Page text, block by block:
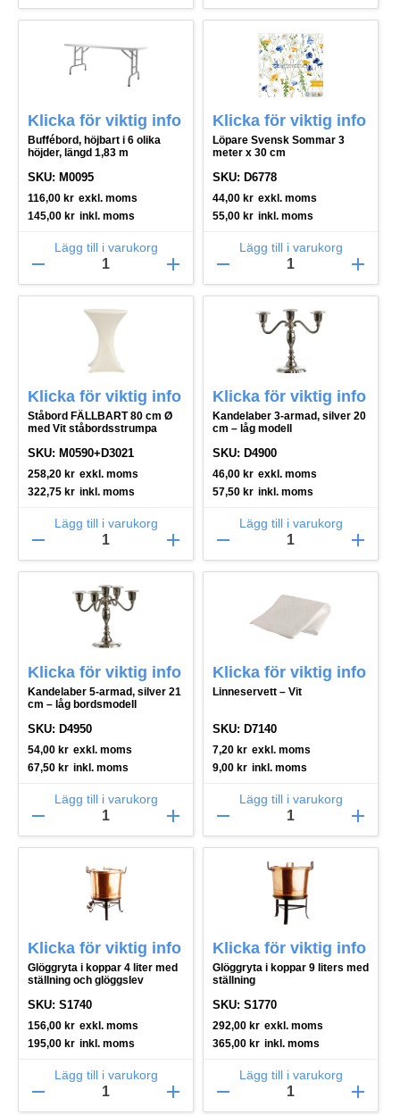
Klicka för viktig info
Buffébord, höjbart i 6 olika
höjder, längd 1,83 m
SKU: M0095
116,00 kr exkl. moms
145,00 kr inkl. moms
Lägg till i varukorg
remove add
Klicka för viktig info
Löpare Svensk Sommar 3
meter x 30 cm
SKU: D6778
44,00 kr exkl. moms
55,00 kr inkl. moms
Lägg till i varukorg
remove add
Klicka för viktig info
Ståbord FÄLLBART 80 cm Ø
med Vit ståbordsstrumpa
SKU: M0590+D3021
258,20 kr exkl. moms
322,75 kr inkl. moms
Lägg till i varukorg
remove add
Klicka för viktig info
Kandelaber 3-armad, silver 20
cm – låg modell
SKU: D4900
46,00 kr exkl. moms
57,50 kr inkl. moms
Lägg till i varukorg
remove add
Klicka för viktig info
Kandelaber 5-armad, silver 21
cm – låg bordsmodell
SKU: D4950
54,00 kr exkl. moms
67,50 kr inkl. moms
Lägg till i varukorg
remove add
Klicka för viktig info
Linneservett – Vit
SKU: D7140
7,20 kr exkl. moms
9,00 kr inkl. moms
Lägg till i varukorg
remove add
Klicka för viktig info
Glöggryta i koppar 4 liter med
ställning och glöggslev
SKU: S1740
156,00 kr exkl. moms
195,00 kr inkl. moms
Lägg till i varukorg
remove add
Klicka för viktig info
Glöggryta i koppar 9 liters med
ställning
SKU: S1770
292,00 kr exkl. moms
365,00 kr inkl. moms
Lägg till i varukorg
remove add